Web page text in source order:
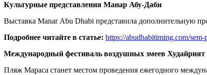
Культурные представления Манар Абу-Даби
Выставка Manar Abu Dhabi представила дополнительную
Подробнее читайте в статье: https://abudhabitiming.com/
Международный фестиваль воздушных змеев Худайрият
Пляж Мараса станет местом проведения ежегодного